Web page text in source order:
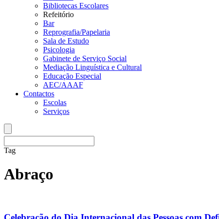
Bibliotecas Escolares
Refeitório
Bar
Reprografia/Papelaria
Sala de Estudo
Psicologia
Gabinete de Serviço Social
Mediação Linguística e Cultural
Educação Especial
AEC/AAAF
Contactos
Escolas
Serviços
Tag
Abraço